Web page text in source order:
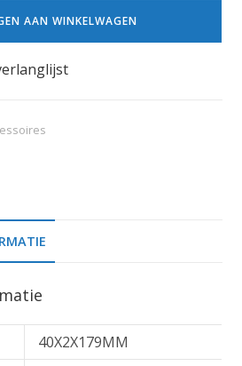
AAN WINKELWAGEN
40X2X179MM